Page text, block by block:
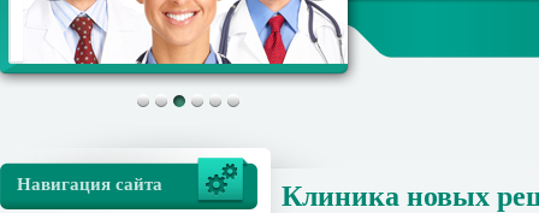
Навигация сайта Клиника новых